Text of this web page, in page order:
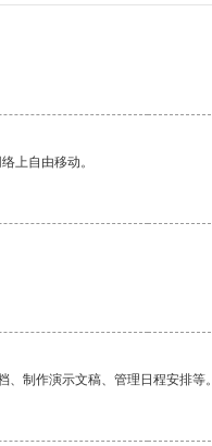
上自由移动。
制作演示文稿、管理日程安排等。